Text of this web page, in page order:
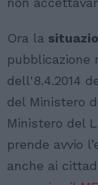
Ora la
pubblicazione
dell'8.4.2014
del Ministero
Ministero del
prende avvio
anche ai